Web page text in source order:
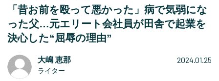
「昔お前を殴って悪かった」病で気弱にな
った父…元エリート会社員が田舎で起業を
決心した“屈辱の理由”
大嶋 恵那
ライター
2024.01.25